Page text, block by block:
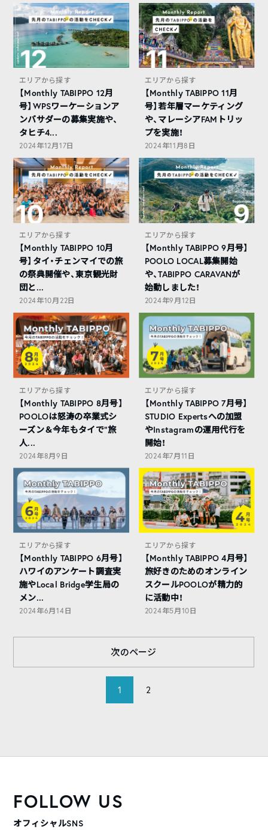
エリアから探す
【Monthly TABIPPO 12月
号】WPSワーケーションア
ンバサダーの募集実施や、
タヒチ4...
2024年12月17日
エリアから探す
【Monthly TABIPPO 11月
号】若年層マーケティング
や、マレーシアFAMトリッ
プを実施！
2024年11月8日
エリアから探す
【Monthly TABIPPO 10月
号】タイ・チェンマイでの旅
の祭典開催や、東京観光財
団と...
2024年10月22日
エリアから探す
【Monthly TABIPPO 9月号】
POOLO LOCAL募集開始
や、TABIPPO CARAVANが
始動しました！
2024年9月12日
エリアから探す
【Monthly TABIPPO 8月号】
POOLOは怒涛の卒業式シ
ーズン＆今年もタイで”旅
人...
2024年8月9日
エリアから探す
【Monthly TABIPPO 7月号】
STUDIO Expertsへの加盟
やInstagramの運用代行を
開始！
2024年7月11日
エリアから探す
【Monthly TABIPPO 6月号】
ハワイのアンケート調査実
施やLocal Bridge学生局の
メン...
2024年6月14日
エリアから探す
【Monthly TABIPPO 4月号】
旅好きのためのオンライン
スクールPOOLOが精力的
に活動中！
2024年5月10日
1 2
次のページ
FOLLOW US
オフィシャルSNS